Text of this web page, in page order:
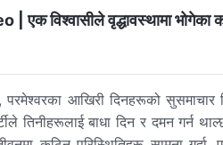
वृद्धावस्थामा भोगेका
आखिरी दिनहरूको सुसमाचार
तिनीहरूलाई बाधा दिन र दमन गर्न